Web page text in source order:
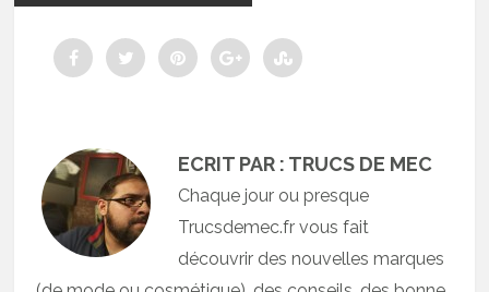
ECRIT PAR : TRUCS DE MEC
Chaque jour ou presque
Trucsdemec.fr vous fait
découvrir des nouvelles marques